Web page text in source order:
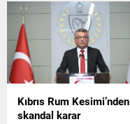
kadar sürecek.
Kıbrıs Rum Kesimi’nden
skandal karar